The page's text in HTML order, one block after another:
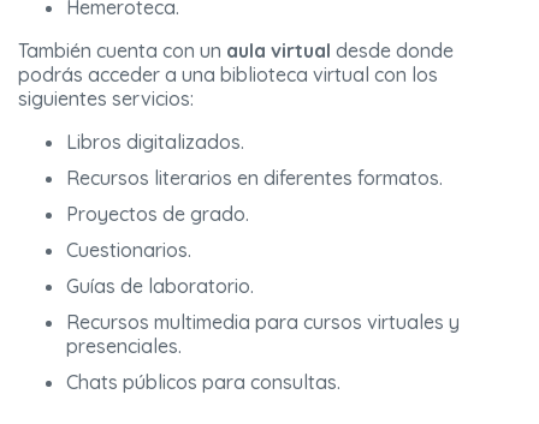
Hemeroteca.
También cuenta con un aula virtual desde donde
podrás acceder a una biblioteca virtual con los
siguientes servicios:
Libros digitalizados.
Recursos literarios en diferentes formatos.
Proyectos de grado.
Cuestionarios.
Guías de laboratorio.
Recursos multimedia para cursos virtuales y
presenciales.
Chats públicos para consultas.